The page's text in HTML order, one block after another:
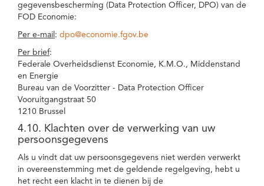
gegevensbescherming (Data Protection Officer, DPO) van de
FOD Economie:
Per e-mail : dpo@economie.fgov.be
Per brief:
Federale Overheidsdienst Economie, K.M.O., Middenstand
en Energie
Bureau van de Voorzitter - Data Protection Officer
Vooruitgangstraat 50
1210 Brussel
4.10. Klachten over de verwerking van uw
persoonsgegevens
Als u vindt dat uw persoonsgegevens niet werden verwerkt
in overeenstemming met de geldende regelgeving, hebt u
het recht een klacht in te dienen bij de